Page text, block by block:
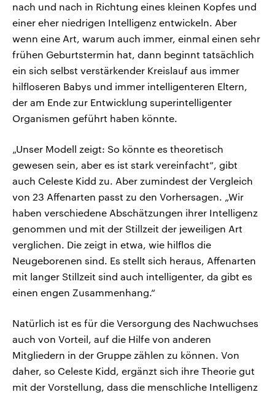
nach und nach in Richtung eines kleinen Kopfes und
einer eher niedrigen Intelligenz entwickeln. Aber
wenn eine Art, warum auch immer, einmal einen sehr
frühen Geburtstermin hat, dann beginnt tatsächlich
ein sich selbst verstärkender Kreislauf aus immer
hilfloseren Babys und immer intelligenteren Eltern,
der am Ende zur Entwicklung superintelligenter
Organismen geführt haben könnte.
„Unser Modell zeigt: So könnte es theoretisch
gewesen sein, aber es ist stark vereinfacht“, gibt
auch Celeste Kidd zu. Aber zumindest der Vergleich
von 23 Affenarten passt zu den Vorhersagen. „Wir
haben verschiedene Abschätzungen ihrer Intelligenz
genommen und mit der Stillzeit der jeweiligen Art
verglichen. Die zeigt in etwa, wie hilflos die
Neugeborenen sind. Es stellt sich heraus, Affenarten
mit langer Stillzeit sind auch intelligenter, da gibt es
einen engen Zusammenhang.“
Natürlich ist es für die Versorgung des Nachwuchses
auch von Vorteil, auf die Hilfe von anderen
Mitgliedern in der Gruppe zählen zu können. Von
daher, so Celeste Kidd, ergänzt sich ihre Theorie gut
mit der Vorstellung, dass die menschliche Intelligenz